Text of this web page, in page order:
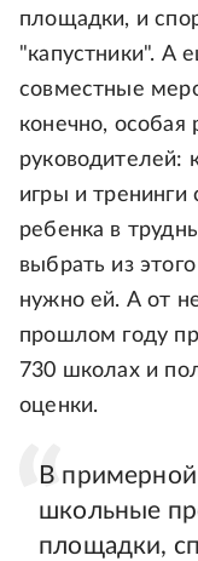
площадки, и
"капустники". А
совместные
конечно, особая
руководителей:
игры и тренинги
ребенка в
выбрать из
нужно ей. А от
прошлом году
730 школах и
оценки.
В
школьные
площадки,